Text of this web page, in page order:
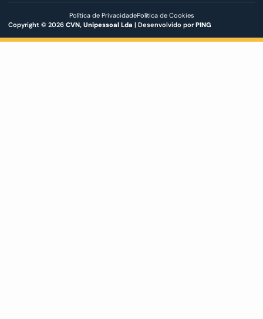
Copyright © 2026 CVN, Unipessoal Lda | Desenvolvido por PING
Política de PrivacidadePolítica de Cookies